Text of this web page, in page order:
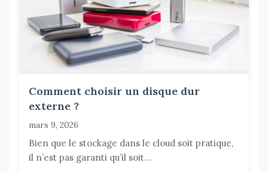
Comment choisir un disque dur
externe ?
mars 9, 2026
Bien que le stockage dans le cloud soit pratique,
il n’est pas garanti qu’il soit...